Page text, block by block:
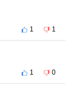
1 1
1 0